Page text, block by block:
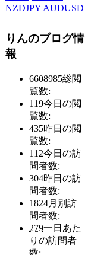
NZDJPYAUDUSD
りんのブログ情
報
6608985総閲
覧数:
119今日の閲
覧数:
435昨日の閲
覧数:
112今日の訪
問者数:
304昨日の訪
問者数:
1824月別訪
問者数:
279一日あた
りの訪問者
数: